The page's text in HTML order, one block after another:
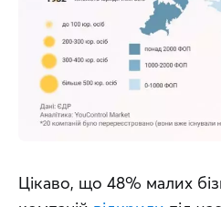
Цікаво, що 48% малих